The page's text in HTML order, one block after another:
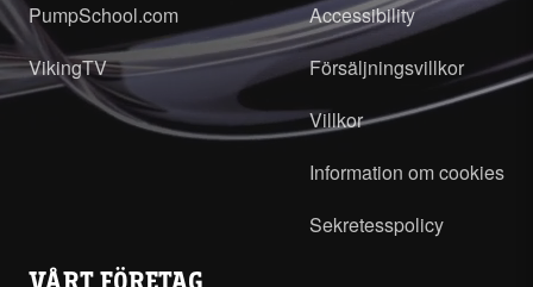
PumpSchool.com
VikingTV
Accessibility
Försäljningsvillkor
Villkor
Information om cookies
Sekretesspolicy